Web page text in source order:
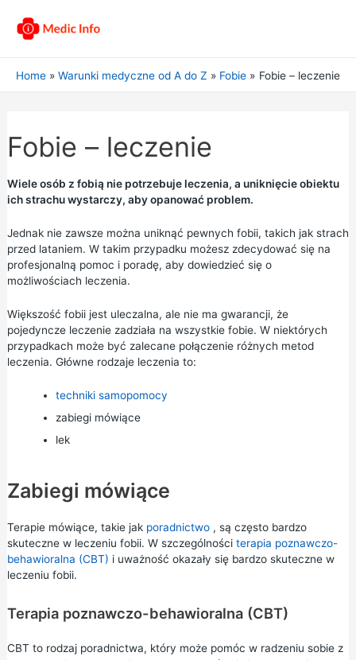
Home Warunki medyczne od A do Z Fobie Fobie – leczenie
Fobie – leczenie
Wiele osób z fobią nie potrzebuje leczenia, a uniknięcie obiektu
ich strachu wystarczy, aby opanować problem.
Jednak nie zawsze można uniknąć pewnych fobii, takich jak strach
przed lataniem. W takim przypadku możesz zdecydować się na
profesjonalną pomoc i poradę, aby dowiedzieć się o
możliwościach leczenia.
Większość fobii jest uleczalna, ale nie ma gwarancji, że
pojedyncze leczenie zadziała na wszystkie fobie. W niektórych
przypadkach może być zalecane połączenie różnych metod
leczenia. Główne rodzaje leczenia to:
techniki samopomocy
zabiegi mówiące
lek
Zabiegi mówiące
Terapie mówiące, takie jak poradnictwo, są często bardzo
skuteczne w leczeniu fobii. W szczególności terapia poznawczo-
behawioralna (CBT) i uważność okazały się bardzo skuteczne w
leczeniu fobii.
Terapia poznawczo-behawioralna (CBT)
CBT to rodzaj poradnictwa, który może pomóc w radzeniu sobie z